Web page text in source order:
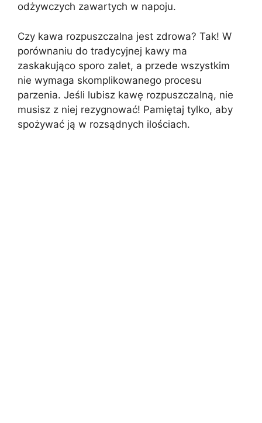
odżywczych zawartych w napoju.
Czy kawa rozpuszczalna jest zdrowa? Tak! W
porównaniu do tradycyjnej kawy ma
zaskakująco sporo zalet, a przede wszystkim
nie wymaga skomplikowanego procesu
parzenia. Jeśli lubisz kawę rozpuszczalną, nie
musisz z niej rezygnować! Pamiętaj tylko, aby
spożywać ją w rozsądnych ilościach.